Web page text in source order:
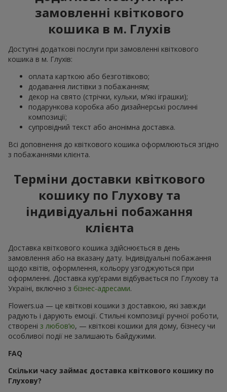
замовленні квіткового
кошика в м. Глухів
Доступні додаткові послуги при замовленні квіткового
кошика в м. Глухів:
оплата карткою або безготівково;
додавання листівки з побажанням;
декор на свято (стрічки, кульки, м’які іграшки);
подарункова коробка або дизайнерські рослинні
композиції;
супровідний текст або анонімна доставка.
Всі доповнення до квіткового кошика оформлюються згідно
з побажаннями клієнта.
Терміни доставки квіткового
кошику по Глухову та
індивідуальні побажання
клієнта
Доставка квіткового кошика здійснюється в день
замовлення або на вказану дату. Індивідуальні побажання
щодо квітів, оформлення, кольору узгоджуються при
оформленні. Доставка кур’єрами відбувається по Глухову та
Україні, включно з бізнес-адресами.
Flowers.ua — це квіткові кошики з доставкою, які завжди
радують і дарують емоції. Стильні композиції ручної роботи,
створені з любов’ю, — квіткові кошики для дому, бізнесу чи
особливої події не залишають байдужими.
FAQ
Скільки часу займає доставка квіткового кошику по
Глухову?